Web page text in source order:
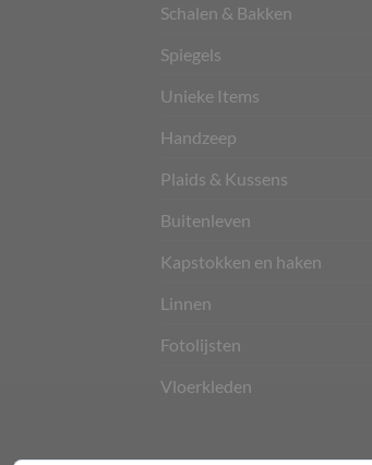
Schalen & Bakken
Spiegels
Unieke Items
Handzeep
Plaids & Kussens
Buitenleven
Kapstokken en haken
Linnen
Fotolijsten
Vloerkleden